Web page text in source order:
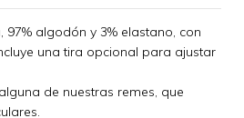
algodón y 3% elastano, con
una tira opcional para ajustar
de nuestras remes, que